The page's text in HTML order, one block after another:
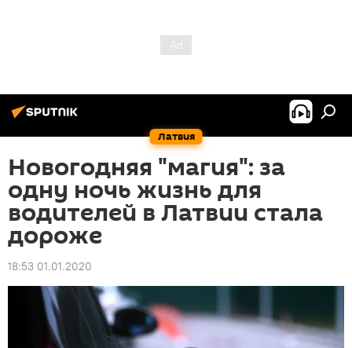
Латвия
Новогодняя "магия": за
одну ночь жизнь для
водителей в Латвии стала
дороже
18:53 01.01.2020